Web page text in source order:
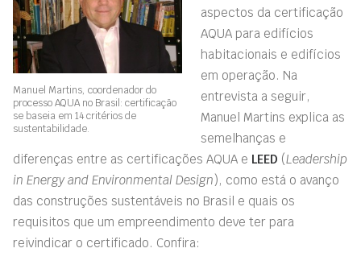
Manuel Martins, coordenador do
processo AQUA no Brasil: certificação
se baseia em 14 critérios de
sustentabilidade.
aspectos da certificação
AQUA para edifícios
habitacionais e edifícios
em operação. Na
entrevista a seguir,
Manuel Martins explica as
semelhanças e
diferenças entre as certificações AQUA e LEED (Leadership
in Energy and Environmental Design), como está o avanço
das construções sustentáveis no Brasil e quais os
requisitos que um empreendimento deve ter para
reivindicar o certificado. Confira: